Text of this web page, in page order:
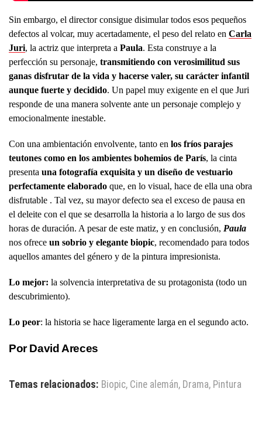
Sin embargo, el director consigue disimular todos esos pequeños
defectos al volcar, muy acertadamente, el peso del relato en Carla
Juri, la actriz que interpreta a Paula. Esta construye a la
perfección su personaje, transmitiendo con verosimilitud sus
ganas disfrutar de la vida y hacerse valer, su carácter infantil
aunque fuerte y decidido. Un papel muy exigente en el que Juri
responde de una manera solvente ante un personaje complejo y
emocionalmente inestable.
Con una ambientación envolvente, tanto en los fríos parajes
teutones como en los ambientes bohemios de París, la cinta
presenta una fotografía exquisita y un diseño de vestuario
perfectamente elaborado que, en lo visual, hace de ella una obra
disfrutable . Tal vez, su mayor defecto sea el exceso de pausa en
el deleite con el que se desarrolla la historia a lo largo de sus dos
horas de duración. A pesar de este matiz, y en conclusión, Paula
nos ofrece un sobrio y elegante biopic, recomendado para todos
aquellos amantes del género y de la pintura impresionista.
Lo mejor: la solvencia interpretativa de su protagonista (todo un
descubrimiento).
Lo peor: la historia se hace ligeramente larga en el segundo acto.
Por David Areces
Temas relacionados: Biopic, Cine alemán, Drama, Pintura